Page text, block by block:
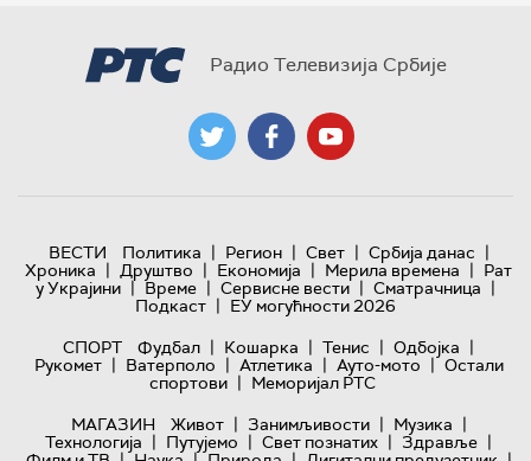
Радио Телевизија Србије
ВЕСТИ Политика | Регион | Свет | Србија данас |
Хроника | Друштво | Економија | Мерила времена | Рат
у Украјини | Време | Сервисне вести | Сматрачница |
Подкаст | ЕУ могућности 2026
СПОРТ
Фудбал | Кошарка | Тенис | Одбојка |
Рукомет | Ватерполо | Атлетика | Ауто-мото | Остали
спортови | Меморијал РТС
МАГАЗИН
Живот | Занимљивости | Музика |
Технологијa | Путујемо | Свет познатих | Здравље |